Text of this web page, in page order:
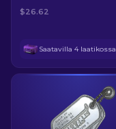
$26.62
Saatavilla 4 laatikossa